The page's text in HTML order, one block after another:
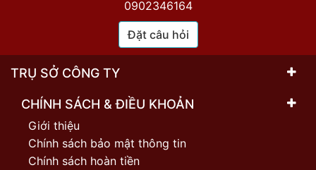
0902346164
Đặt câu hỏi
TRỤ SỞ CÔNG TY
CHÍNH SÁCH & ĐIỀU KHOẢN
Giới thiệu
Chính sách bảo mật thông tin
Chính sách hoàn tiền